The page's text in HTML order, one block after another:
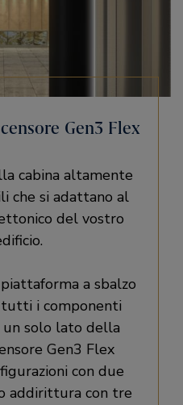
Gen3 Flex
cabina altamente
che si adattano al
del vostro
a sbalzo
i componenti
un solo lato della
Gen3 Flex
con due
addirittura con tre